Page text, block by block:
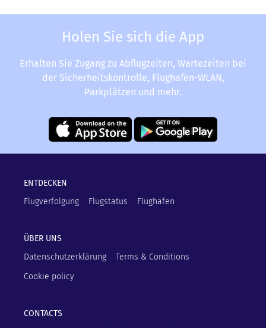
Holen Sie sich die App
Erhalten Sie Zugang zu Abflugzeiten, Wartezeiten bei
der Sicherheitskontrolle, Flughafen-WLAN,
Parkplätzen und mehr.
ENTDECKEN
Flugverfolgung
Flugstatus Flughäfen
ÜBER UNS
Datenschutzerklärung
Terms & Conditions
Cookie policy
CONTACTS